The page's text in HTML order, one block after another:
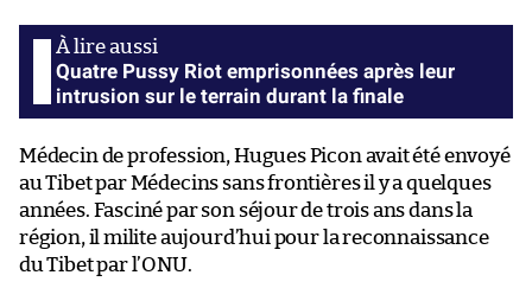
Quatre Pussy Riot emprisonnées après leur
intrusion sur le terrain durant la finale
Médecin de profession, Hugues Picon avait été envoyé
au Tibet par Médecins sans frontières il y a quelques
années. Fasciné par son séjour de trois ans dans la
région, il milite aujourd’hui pour la reconnaissance
du Tibet par l’ONU.